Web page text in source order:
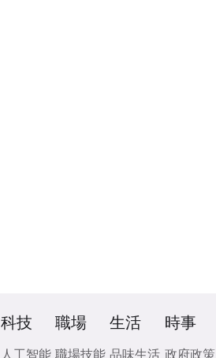
科技
人工智能
職場
職場技能
生活
品味生活
時事
政府政策